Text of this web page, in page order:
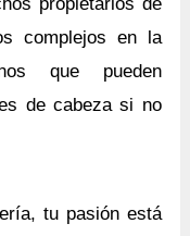
complejos en la
que pueden
de cabeza si no
tu pasión está